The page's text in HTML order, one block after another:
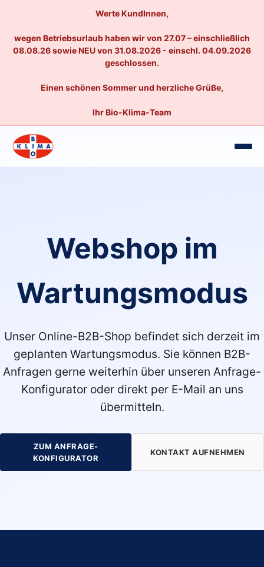
Werte KundInnen,
wegen Betriebsurlaub haben wir von 27.07 – einschließlich
08.08.26 sowie NEU von 31.08.2026 - einschl. 04.09.2026
geschlossen.
Einen schönen Sommer und herzliche Grüße,
Ihr Bio-Klima-Team
Webshop im
Wartungsmodus
Unser Online-B2B-Shop befindet sich derzeit im
geplanten Wartungsmodus. Sie können B2B-
Anfragen gerne weiterhin über unseren Anfrage-
Konfigurator oder direkt per E-Mail an uns
übermitteln.
ZUM ANFRAGE-
KONFIGURATOR
KONTAKT AUFNEHMEN